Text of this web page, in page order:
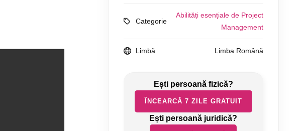
Categorie
Abilități esențiale de Project
Management
Limbă Limba Română
ÎNCEARCĂ 7 ZILE GRATUIT